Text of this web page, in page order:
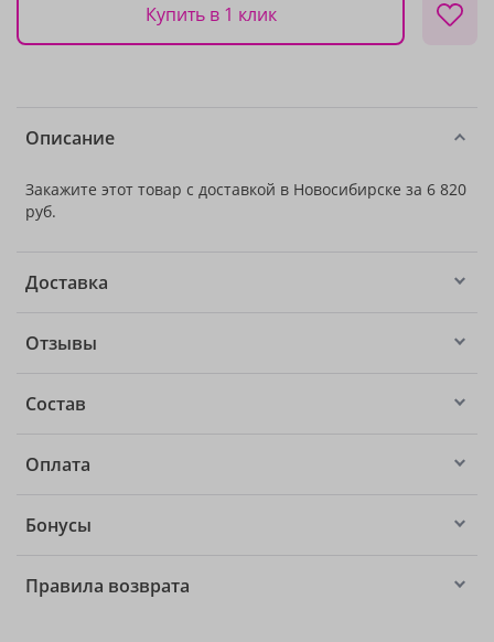
Купить в 1 клик
Описание
Закажите этот товар с доставкой в Новосибирске за 6 820
руб.
Доставка
Отзывы
Состав
Оплата
Бонусы
Правила возврата